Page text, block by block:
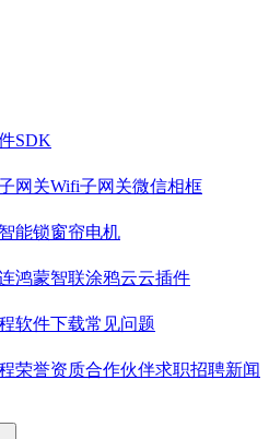
SDK
网关Wifi子网关微信相框
智能锁窗帘电机
鸿蒙智联涂鸦云云插件
软件下载常见问题
荣誉资质合作伙伴求职招聘新闻